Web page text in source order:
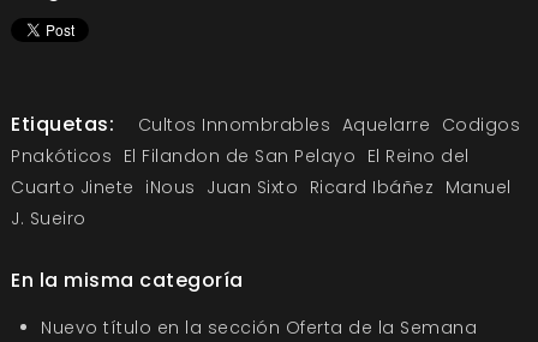
Etiquetas: Cultos Innombrables Aquelarre Codigos
Pnakóticos El Filandon de San Pelayo El Reino del
Cuarto Jinete iNous Juan Sixto Ricard Ibáñez Manuel
J. Sueiro
En la misma categoría
Nuevo título en la sección Oferta de la Semana